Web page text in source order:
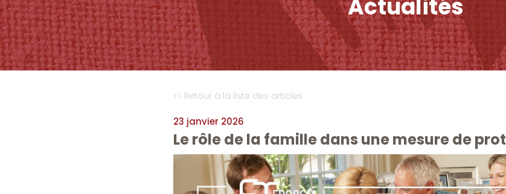
Actualités
<< Retour à la liste des articles
23 janvier 2026
Le rôle de la famille dans une mesure de